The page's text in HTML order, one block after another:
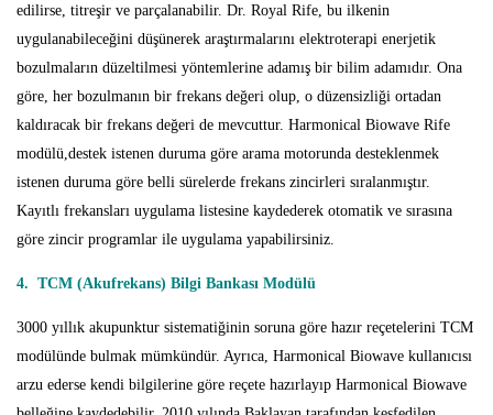
edilirse, titreşir ve parçalanabilir. Dr. Royal Rife, bu ilkenin
uygulanabileceğini düşünerek araştırmalarını elektroterapi enerjetik
bozulmaların düzeltilmesi yöntemlerine adamış bir bilim adamıdır. Ona
göre, her bozulmanın bir frekans değeri olup, o düzensizliği ortadan
kaldıracak bir frekans değeri de mevcuttur. Harmonical Biowave Rife
modülü,destek istenen duruma göre arama motorunda desteklenmek
istenen duruma göre belli sürelerde frekans zincirleri sıralanmıştır.
Kayıtlı frekansları uygulama listesine kaydederek otomatik ve sırasına
göre zincir programlar ile uygulama yapabilirsiniz.
4. TCM (Akufrekans) Bilgi Bankası Modülü
3000 yıllık akupunktur sistematiğinin soruna göre hazır reçetelerini TCM
modülünde bulmak mümkündür. Ayrıca, Harmonical Biowave kullanıcısı
arzu ederse kendi bilgilerine göre reçete hazırlayıp Harmonical Biowave